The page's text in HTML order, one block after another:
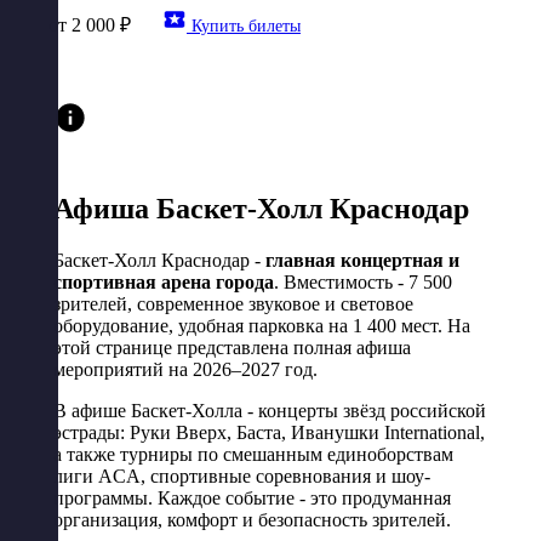
от 2 000 ₽ Купить билеты
Афиша Баскет-Холл Краснодар
Баскет-Холл Краснодар - главная концертная и
спортивная арена города. Вместимость - 7 500
зрителей, современное звуковое и световое
оборудование, удобная парковка на 1 400 мест. На
этой странице представлена полная афиша
мероприятий на 2026–2027 год.
В афише Баскет-Холла - концерты звёзд российской
эстрады: Руки Вверх, Баста, Иванушки International,
а также турниры по смешанным единоборствам
лиги ACA, спортивные соревнования и шоу-
программы. Каждое событие - это продуманная
организация, комфорт и безопасность зрителей.